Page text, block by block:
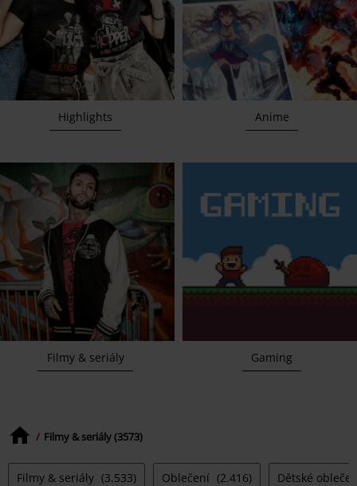
Highlights Anime
Filmy & seriály Gaming
Filmy & seriály (3573)
Filmy & seriály (3.533) Oblečení (2.416) Dětské